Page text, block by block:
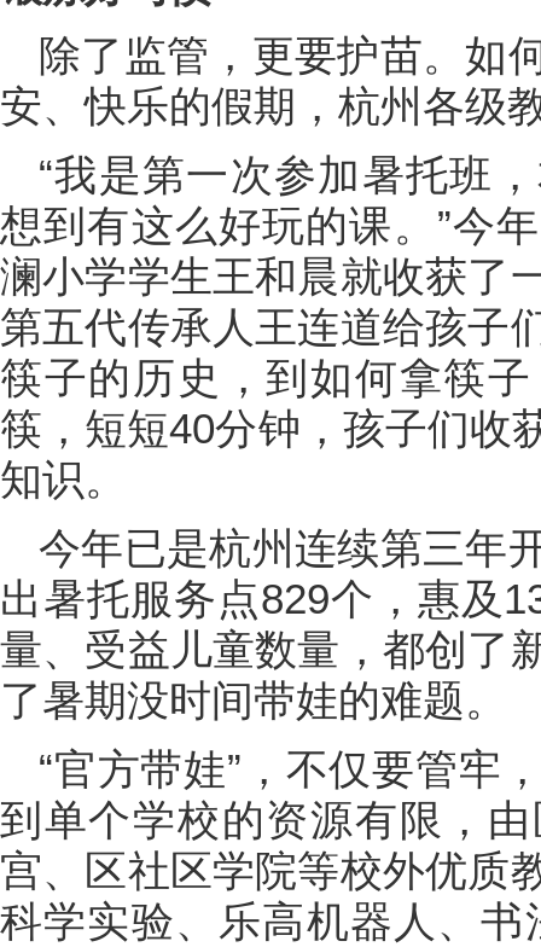
除了监管，更要护苗。如
安、快乐的假期，杭州各级
“我是第一次参加暑托班
想到有这么好玩的课。”今
澜小学学生王和晨就收获了
第五代传承人王连道给孩子
筷子的历史，到如何拿筷
筷，短短40分钟，孩子们收
知识。
今年已是杭州连续第三年
出暑托服务点829个，惠及
量、受益儿童数量，都创了
了暑期没时间带娃的难题。
“官方带娃”，不仅要管牢
到单个学校的资源有限，
宫、区社区学院等校外优质
科学实验、乐高机器人、书